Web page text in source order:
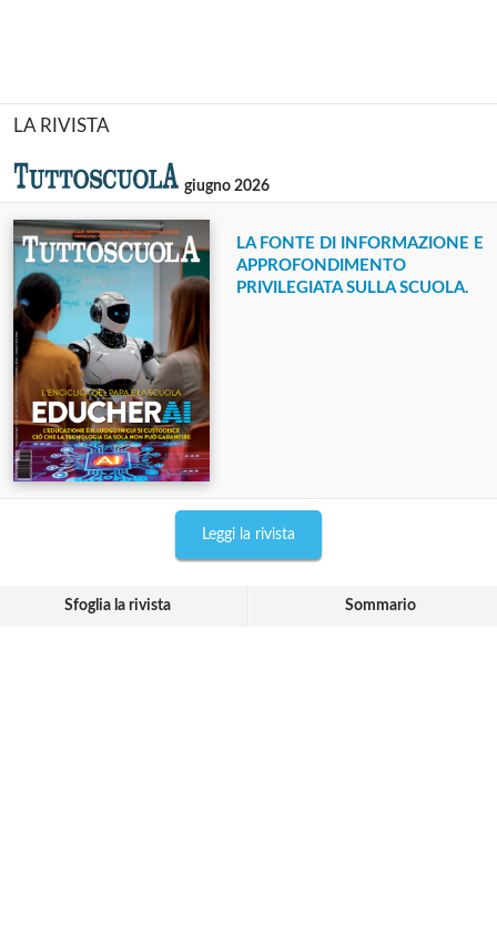
LA RIVISTA
giugno 2026
LA FONTE DI INFORMAZIONE E
APPROFONDIMENTO
PRIVILEGIATA SULLA SCUOLA.
Leggi la rivista
Sfoglia la rivista Sommario